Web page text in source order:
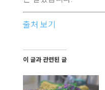
출처 보기
이 글과 관련된 글